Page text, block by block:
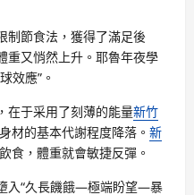
制節食法，獲得了滿足後
重又悄然上升。耶魯年夜學
效應”。
在于采用了刻薄的能量新竹
材的基本代謝程度降落。 新
食，體重就會敏捷反彈。
入“久長饑餓—極端盼望—暴